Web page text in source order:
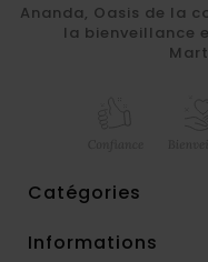
Ananda, Oasis de la
la bienveillance
Catégories
Informations